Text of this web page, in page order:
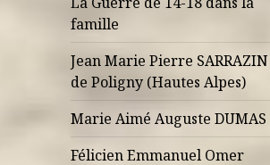
famille
Jean Marie Pierre SARRAZIN
de Poligny (Hautes Alpes)
Marie Aimé Auguste DUMAS
Félicien Emmanuel Omer